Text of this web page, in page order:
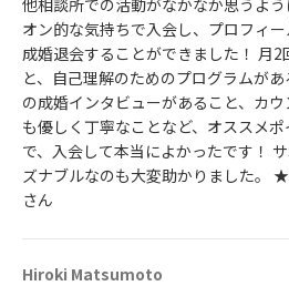
他相談所での活動がなかなか思うよ
オン的な気持ちで入会し、プロフィ
成婚退会することができました！ 月2
と、自己理解のためのプログラムが
の成婚インタビューがあること、カ
も優しく丁寧なことなど、オススメ
で、入会して本当によかったです！
ズナブルなのも大変助かりました。
さん
Hiroki Matsumoto